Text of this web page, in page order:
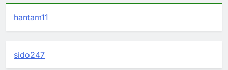
hantam11
sido247